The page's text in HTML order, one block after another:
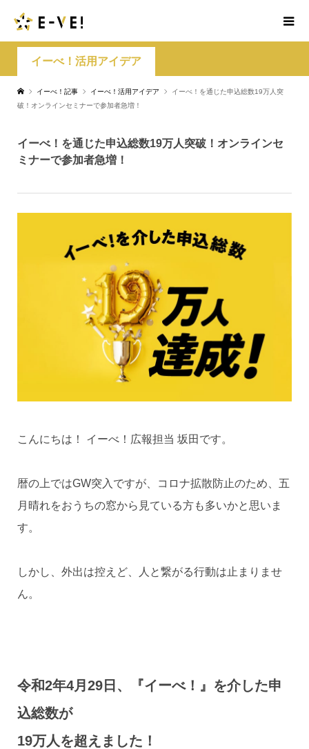
イーべ！活用アイデア
イーべ！記事 イーべ！活用アイデア
イーべ！を通じた申込総数19万人突
破！オンラインセミナーで参加者急増！
イーべ！を通じた申込総数19万人突破！オンラインセ
ミナーで参加者急増！
こんにちは！ イーべ！広報担当 坂田です。
暦の上ではGW突入ですが、コロナ拡散防止のため、五
月晴れをおうちの窓から見ている方も多いかと思いま
す。
しかし、外出は控えど、人と繋がる行動は止まりませ
ん。
令和2年4月29日、『イーべ！』を介した申
込総数が
19万人を超えました！